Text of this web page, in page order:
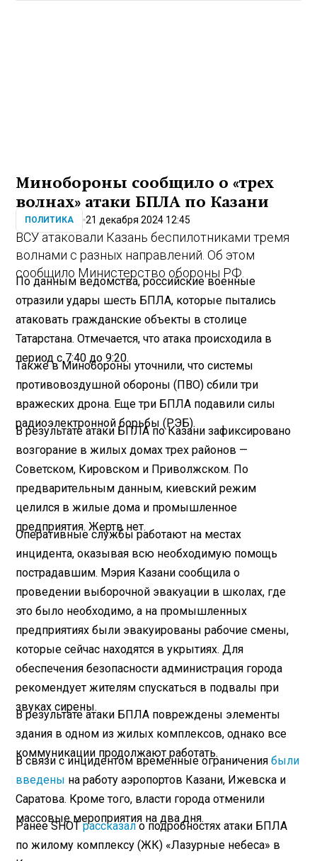
Минобороны сообщило о «трех
волнах» атаки БПЛА по Казани
ПОЛИТИКА 21 декабря 2024 12:45
ВСУ атаковали Казань беспилотниками тремя
волнами с разных направлений. Об этом
сообщило Министерство обороны РФ.
По данным ведомства, российские военные
отразили удары шесть БПЛА, которые пытались
атаковать гражданские объекты в столице
Татарстана. Отмечается, что атака происходила в
период с 7:40 до 9:20.
Также в Минобороны уточнили, что системы
противовоздушной обороны (ПВО) сбили три
вражеских дрона. Еще три БПЛА подавили силы
радиоэлектронной борьбы (РЭБ).
В результате атаки БПЛА по Казани зафиксировано
возгорание в жилых домах трех районов —
Советском, Кировском и Приволжском. По
предварительным данным, киевский режим
целился в жилые дома и промышленное
предприятия. Жертв нет.
Оперативные службы работают на местах
инцидента, оказывая всю необходимую помощь
пострадавшим. Мэрия Казани сообщила о
проведении выборочной эвакуации в школах, где
это было необходимо, а на промышленных
предприятиях были эвакуированы рабочие смены,
которые сейчас находятся в укрытиях. Для
обеспечения безопасности администрация города
рекомендует жителям спускаться в подвалы при
звуках сирены.
В результате атаки БПЛА повреждены элементы
здания в одном из жилых комплексов, однако все
коммуникации продолжают работать.
В связи с инцидентом временные ограничениябыли
введены на работу аэропортов Казани, Ижевска и
Саратова. Кроме того, власти города отменили
массовые мероприятия на два дня.
Ранее SHOTрассказало подробностях атаки БПЛА
по жилому комплексу (ЖК) «Лазурные небеса» в